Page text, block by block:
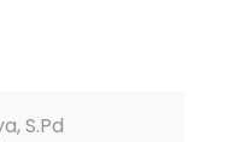
S.Pd